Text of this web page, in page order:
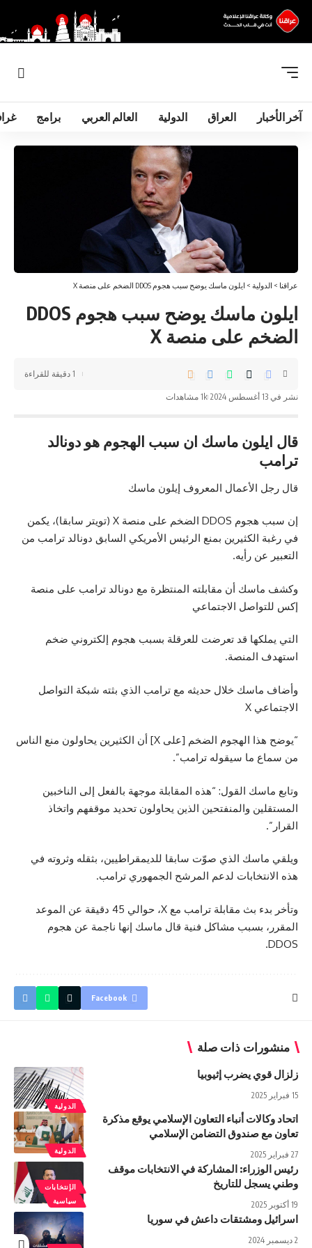
آخر الأخبار العراق الدولية العالم العربي برامج
عراقنا > الدولية > ایلون ماسك يوضح سبب هجوم DDOS الضخم على منصة X
ایلون ماسك يوضح سبب هجوم DDOS
الضخم على منصة X
نشر في 13 أغسطس 2024 1k مشاهدات
1 دقيقة للقراءة
قال ایلون ماسك ان سبب الهجوم هو دونالد
ترامب
قال رجل الأعمال المعروف إيلون ماسك
إن سبب هجوم DDOS الضخم على منصة X (تويتر سابقا)، يكمن
في رغبة الكثيرين بمنع الرئيس الأمريكي السابق دونالد ترامب من
التعبير عن رأيه.
وكشف ماسك أن مقابلته المنتظرة مع دونالد ترامب على منصة
إكس للتواصل الاجتماعي
التي يملكها قد تعرضت للعرقلة بسبب هجوم إلكتروني ضخم
استهدف المنصة.
وأضاف ماسك خلال حديثه مع ترامب الذي بثته شبكة التواصل
الاجتماعي X
“يوضح هذا الهجوم الضخم [على X] أن الكثيرين يحاولون منع الناس
من سماع ما سيقوله ترامب”.
وتابع ماسك القول: “هذه المقابلة موجهة بالفعل إلى الناخبين
المستقلين والمنفتحين الذين يحاولون تحديد موقفهم واتخاذ
القرار”.
ويلقي ماسك الذي صوّت سابقا للديمقراطيين، بثقله وثروته في
هذه الانتخابات لدعم المرشح الجمهوري ترامب.
وتأخر بدء بث مقابلة ترامب مع X، حوالي 45 دقيقة عن الموعد
المقرر، بسبب مشاكل فنية قال ماسك إنها ناجمة عن هجوم
DDOS.
Facebook
منشورات ذات صلة
الدولية
زلزال قوي يضرب إثيوبيا
15 فبراير 2025
الدولية
اتحاد وكالات أنباء التعاون الإسلامي يوقع مذكرة
تعاون مع صندوق التضامن الإسلامي
27 فبراير 2025
الإنتخابات
سياسية
رئيس الوزراء: المشاركة في الانتخابات موقف
وطني يسجل للتاريخ
19 أكتوبر 2025
اسرائيل ومشتقات داعش في سوريا
2 ديسمبر 2024